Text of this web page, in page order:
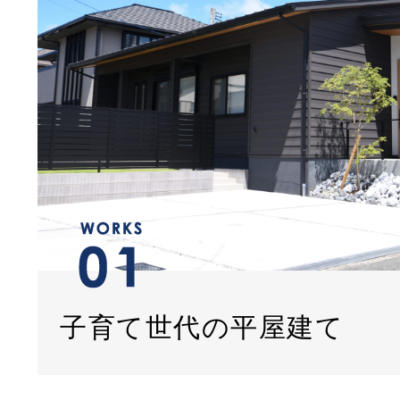
子育て世代の平屋建て